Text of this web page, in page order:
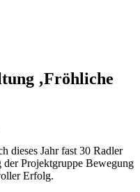
‚Fröhliche
dieses Jahr fast 30 Radler
der Projektgruppe Bewegung
Erfolg.